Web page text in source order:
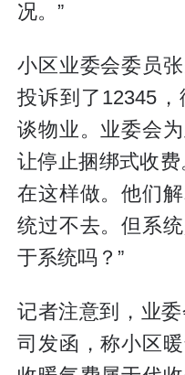
况。”
小区业委会委员
投诉到了12345
谈物业。业委会
让停止捆绑式收
在这样做。他们
统过不去。但系
于系统吗？”
记者注意到，业
司发函，称小区